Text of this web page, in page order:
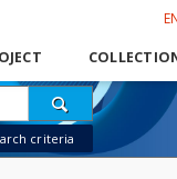
criteria